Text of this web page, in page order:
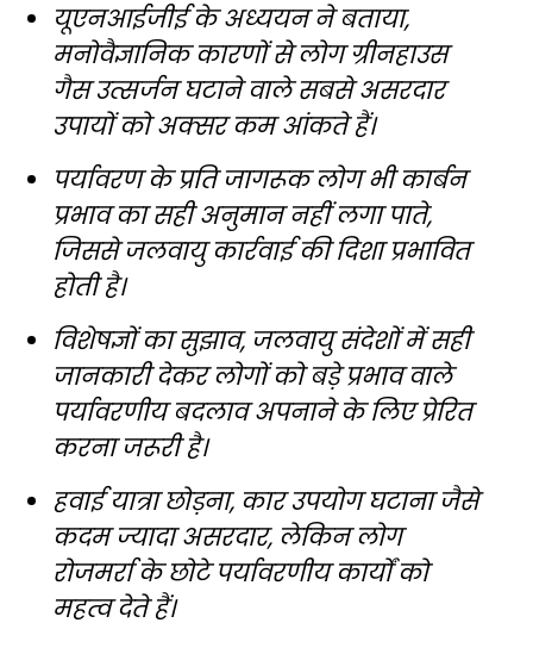
यूएनआईजीई के अध्ययन ने बताया,
मनोवैज्ञानिक कारणों से लोग ग्रीनहाउस
गैस उत्सर्जन घटाने वाले सबसे असरदार
उपायों को अक्सर कम आंकते हैं।
पर्यावरण के प्रति जागरूक लोग भी कार्बन
प्रभाव का सही अनुमान नहीं लगा पाते,
जिससे जलवायु कार्रवाई की दिशा प्रभावित
होती है।
विशेषज्ञों का सुझाव, जलवायु संदेशों में सही
जानकारी देकर लोगों को बड़े प्रभाव वाले
पर्यावरणीय बदलाव अपनाने के लिए प्रेरित
करना जरूरी है।
हवाई यात्रा छोड़ना, कार उपयोग घटाना जैसे
कदम ज्यादा असरदार, लेकिन लोग
रोजमर्रा के छोटे पर्यावरणीय कार्यों को
महत्व देते हैं।